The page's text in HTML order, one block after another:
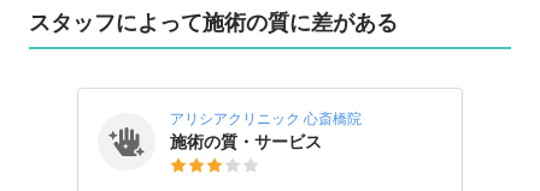
スタッフによって施術の質に差がある
アリシアクリニック 心斎橋院
施術の質・サービス